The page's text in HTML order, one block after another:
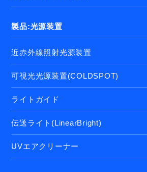
製品:光源装置
近赤外線照射光源装置
可視光光源装置(COLDSPOT)
ライトガイド
伝送ライト(LinearBright)
UVエアクリーナー